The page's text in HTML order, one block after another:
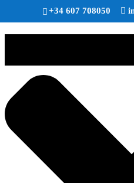
Gestionar consentimiento
+34 607 708050